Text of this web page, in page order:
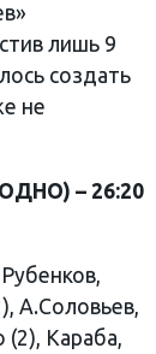
лишь 9
создать
не
– 26:20
А.Соловьев,
Караба,